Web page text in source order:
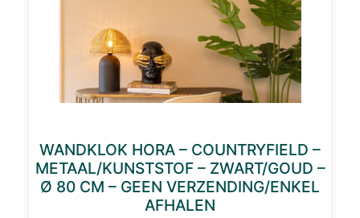
WANDKLOK HORA – COUNTRYFIELD –
METAAL/KUNSTSTOF – ZWART/GOUD –
Ø 80 CM – GEEN VERZENDING/ENKEL
AFHALEN